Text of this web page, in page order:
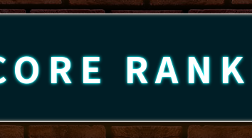
プレーグラフ ねん